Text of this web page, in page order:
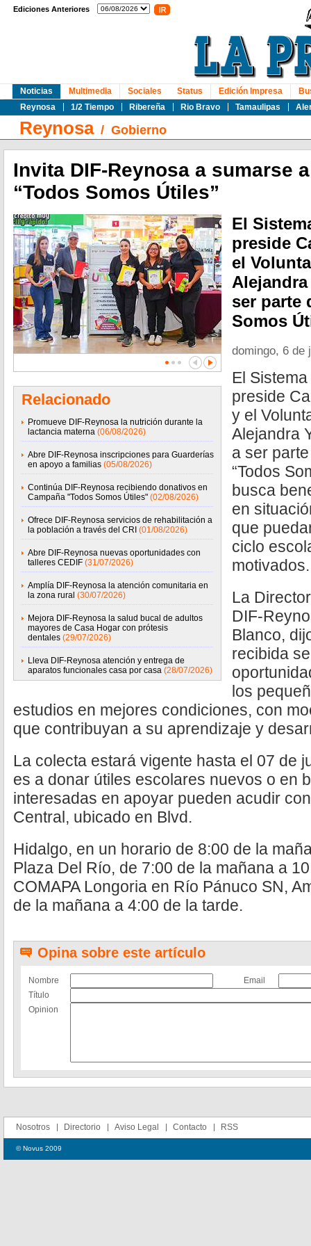
Ediciones Anteriores
Noticias
Reynosa
1/2 Tiempo Ribereña Rio Bravo Tamaulipas
Multimedia Sociales Status Edición Impresa
Reynosa/ Gobierno
Invita DIF-Reynosa a sumarse
“Todos Somos Útiles”
Relacionado
Promueve DIF-Reynosa la nutrición durante la
lactancia materna (06/08/2026)
Abre DIF-Reynosa inscripciones para Guarderías
en apoyo a familias (05/08/2026)
Continúa DIF-Reynosa recibiendo donativos en
Campaña "Todos Somos Útiles" (02/08/2026)
Ofrece DIF-Reynosa servicios de rehabilitación a
la población a través del CRI (01/08/2026)
Abre DIF-Reynosa nuevas oportunidades con
talleres CEDIF (31/07/2026)
Amplía DIF-Reynosa la atención comunitaria en
la zona rural (30/07/2026)
Mejora DIF-Reynosa la salud bucal de adultos
mayores de Casa Hogar con prótesis
dentales (29/07/2026)
Lleva DIF-Reynosa atención y entrega de
aparatos funcionales casa por casa (28/07/2026)
El
preside
el
ser parte
Somos
domingo, 6 de
El
preside
y el
Alejandra
a ser
“Todos
busca
en
que
ciclo
motivados.
La
DIF-
Blanco,
recibida
los
estudios en mejores condiciones, con
que contribuyan a su aprendizaje y
La colecta estará vigente hasta el 07 de
es a donar útiles escolares nuevos o en
interesadas en apoyar pueden acudir
Central, ubicado en Blvd.
Hidalgo, en un horario de 8:00 de la
Plaza Del Río, de 7:00 de la mañana a
COMAPA Longoria en Río Pánuco SN,
de la mañana a 4:00 de la tarde.
Opina sobre este artículo
Nombre
Email
Título
Opinion
Nosotros Directorio Aviso Legal Contacto RSS
© Novus 2009